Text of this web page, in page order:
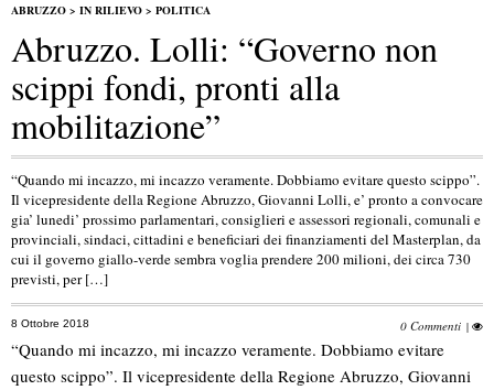
ABRUZZO > IN RILIEVO > POLITICA
Abruzzo. Lolli: “Governo non
scippi fondi, pronti alla
mobilitazione”
“Quando mi incazzo, mi incazzo veramente. Dobbiamo evitare questo scippo”.
Il vicepresidente della Regione Abruzzo, Giovanni Lolli, e’ pronto a convocare
gia’ lunedi’ prossimo parlamentari, consiglieri e assessori regionali, comunali e
provinciali, sindaci, cittadini e beneficiari dei finanziamenti del Masterplan, da
cui il governo giallo-verde sembra voglia prendere 200 milioni, dei circa 730
previsti, per […]
8 Ottobre 2018 0 Commenti |
“Quando mi incazzo, mi incazzo veramente. Dobbiamo evitare
questo scippo”. Il vicepresidente della Regione Abruzzo, Giovanni